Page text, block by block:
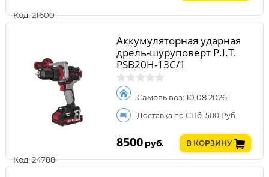
Код: 21600
Код: 24788
Аккумуляторная ударная
дрель-шуруповерт P.I.T.
PSB20H-13C/1
Самовывоз: 10.08.2026
Доставка по СПб: 500 Руб.
8500 руб. В КОРЗИНУ